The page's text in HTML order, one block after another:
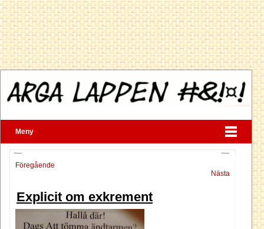
Meny
Föregående
Nästa
Explicit om exkrement